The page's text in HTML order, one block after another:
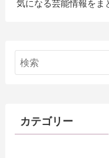
気になる芸能情報をま
カテゴリー